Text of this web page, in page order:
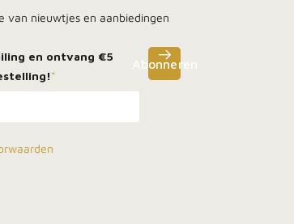
van nieuwtjes en aanbiedingen
en ontvang €5
*
Abonneren